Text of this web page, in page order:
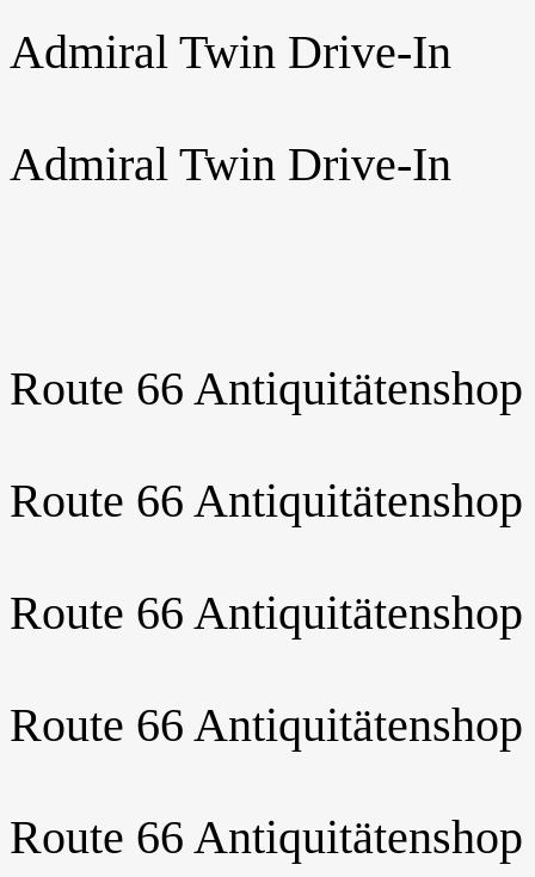
Admiral Twin Drive-In
Admiral Twin Drive-In
Route 66 Antiquitätenshop
Route 66 Antiquitätenshop
Route 66 Antiquitätenshop
Route 66 Antiquitätenshop
Route 66 Antiquitätenshop